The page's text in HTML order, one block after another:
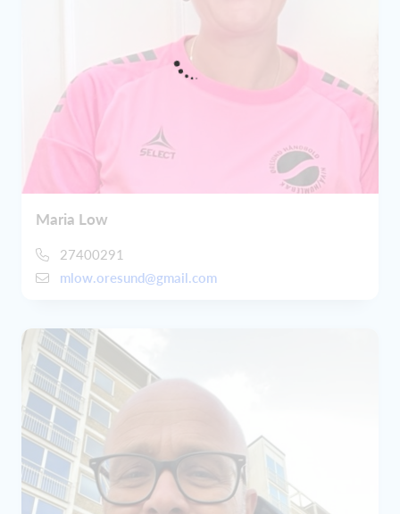
Maria Low
27400291
mlow.oresund@gmail.com